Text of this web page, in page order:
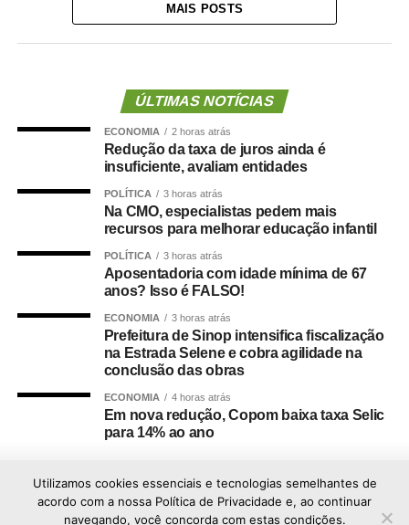
MAIS POSTS
ÚLTIMAS NOTÍCIAS
ECONOMIA 2 horas atrás
Redução da taxa de juros ainda é
insuficiente, avaliam entidades
POLÍTICA 3 horas atrás
Na CMO, especialistas pedem mais
recursos para melhorar educação infantil
POLÍTICA 3 horas atrás
Aposentadoria com idade mínima de 67
anos? Isso é FALSO!
ECONOMIA 3 horas atrás
Prefeitura de Sinop intensifica fiscalização
na Estrada Selene e cobra agilidade na
conclusão das obras
ECONOMIA 4 horas atrás
Em nova redução, Copom baixa taxa Selic
para 14% ao ano
Utilizamos cookies essenciais e tecnologias semelhantes de
acordo com a nossa Política de Privacidade e, ao continuar
navegando, você concorda com estas condições.